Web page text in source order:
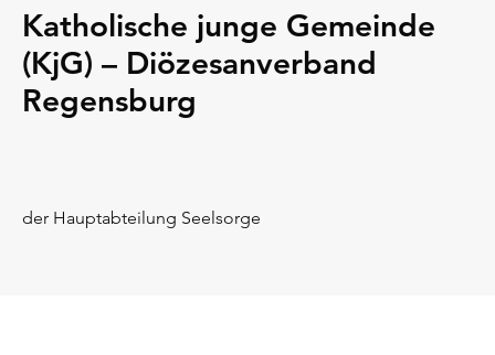
Katholische junge Gemeinde
(KjG) – Diözesanverband
Regensburg
der Hauptabteilung Seelsorge